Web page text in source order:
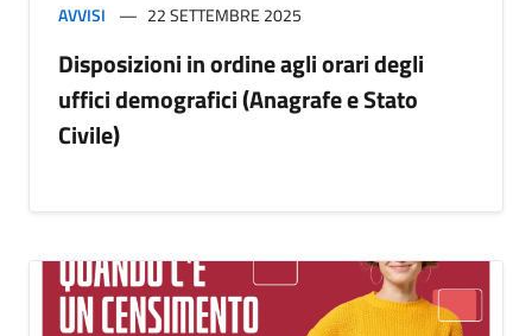
AVVISI 22 SETTEMBRE 2025
Disposizioni in ordine agli orari degli
uffici demografici (Anagrafe e Stato
Civile)